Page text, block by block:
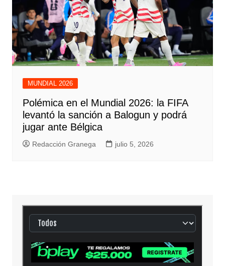
MUNDIAL 2026
Polémica en el Mundial 2026: la FIFA
levantó la sanción a Balogun y podrá
jugar ante Bélgica
Redacción Granega julio 5, 2026